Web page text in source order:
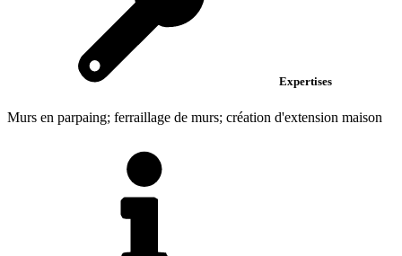
Expertises
Murs en parpaing; ferraillage de murs; création d'extension maison